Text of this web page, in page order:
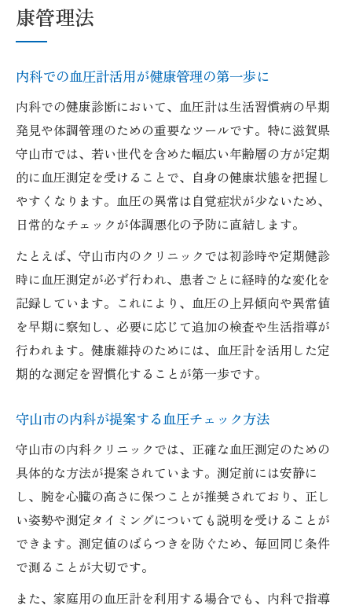
守山市の健康診断病院での検査の進め方
内科クリニックでの問診から測定までの流
れ
雇い入れ時健康診断で注目の血圧チェック
生活習慣病予防へ内科を通じた血圧チェック
内科の血圧計で生活習慣病リスクを把握し
よう
守山市の内科クリニックで健康予防の第一
歩
血圧測定が生活習慣見直しに与える影響と
は
内科での定期チェックが早期発見のカギに
呼吸器内科も活用した予防策を内科目線で
若い世代が知っておきたい守山市内科健診事情
内科での血圧計活用が若年層健診の要に
守山市の39歳以下検診における内科の役割
若い世代が内科クリニックで検査を受ける
意義
内科の健康診断で押さえたいポイントと流
れ
血圧計を活用した守山市の健診事情を解説
康管理法
内科での血圧計活用が健康管理の第一歩に
内科での健康診断において、血圧計は生活習慣病の早期
発見や体調管理のための重要なツールです。特に滋賀県
守山市では、若い世代を含めた幅広い年齢層の方が定期
的に血圧測定を受けることで、自身の健康状態を把握し
やすくなります。血圧の異常は自覚症状が少ないため、
日常的なチェックが体調悪化の予防に直結します。
たとえば、守山市内のクリニックでは初診時や定期健診
時に血圧測定が必ず行われ、患者ごとに経時的な変化を
記録しています。これにより、血圧の上昇傾向や異常値
を早期に察知し、必要に応じて追加の検査や生活指導が
行われます。健康維持のためには、血圧計を活用した定
期的な測定を習慣化することが第一歩です。
守山市の内科が提案する血圧チェック方法
守山市の内科クリニックでは、正確な血圧測定のための
具体的な方法が提案されています。測定前には安静に
し、腕を心臓の高さに保つことが推奨されており、正し
い姿勢や測定タイミングについても説明を受けることが
できます。測定値のばらつきを防ぐため、毎回同じ条件
で測ることが大切です。
また、家庭用の血圧計を利用する場合でも、内科で指導